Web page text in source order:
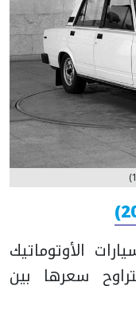
الأوتوماتيك
سعرها بين